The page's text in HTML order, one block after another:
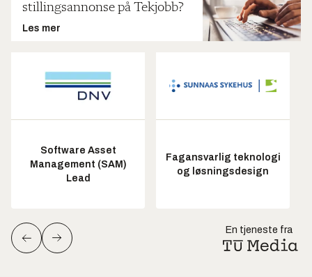
stillingsannonse på Tekjobb?
Les mer
Software Asset
Management (SAM)
Lead
Fagansvarlig teknologi
og løsningsdesign
En tjeneste fra